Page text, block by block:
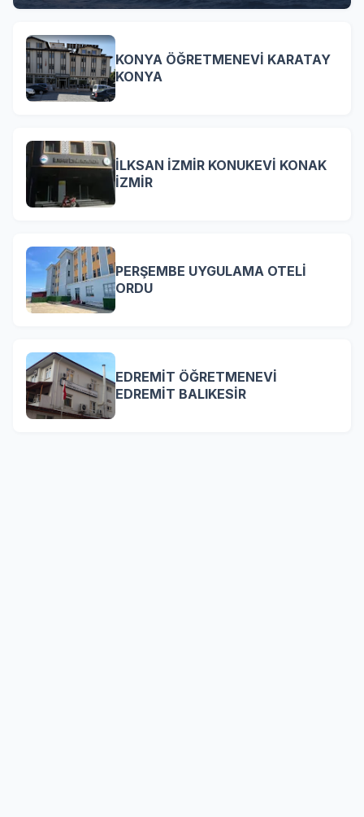
KONYA ÖĞRETMENEVİ KARATAY
KONYA
İLKSAN İZMİR KONUKEVİ KONAK
İZMİR
PERŞEMBE UYGULAMA OTELİ
ORDU
EDREMİT ÖĞRETMENEVİ
EDREMİT BALIKESİR